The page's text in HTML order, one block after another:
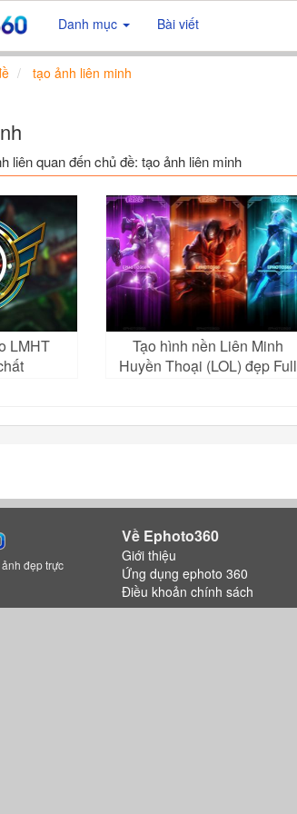
Danh mục Bài viết
tạo ảnh liên minh
liên quan đến chủ đề: tạo ảnh liên minh
LMHT
Tạo hình nền Liên Minh
Huyền Thoại (LOL) đẹp Full
đẹp trực
Về Ephoto360
Giới thiệu
Ứng dụng ephoto 360
Điều khoản chính sách